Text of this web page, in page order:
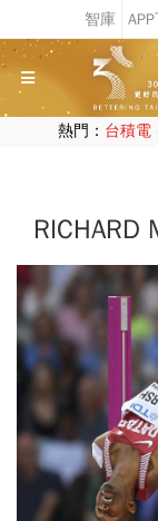
熱門： 台積電